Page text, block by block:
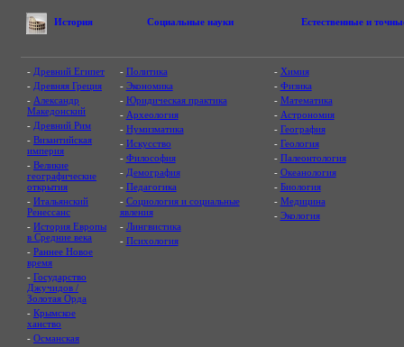
История Социальные науки Естественные и
- Древний Египет
- Древняя Греция
- Александр
Македонский
- Древний Рим
- Византийская
империя
- Великие
географические
открытия
- Итальянский
Ренессанс
- История Европы
в Средние века
- Раннее Новое
время
- Государство
Джучидов /
Золотая Орда
- Крымское
ханство
- Османская
- Политика
- Экономика
- Юридическая практика
- Археология
- Нумизматика
- Искусство
- Философия
- Демография
- Педагогика
- Социология и социальные
явления
- Лингвистика
- Психология
- Химия
- Физика
- Математика
- Астрономия
- География
- Геология
- Палеонтология
- Океанология
- Биология
- Медицина
- Экология